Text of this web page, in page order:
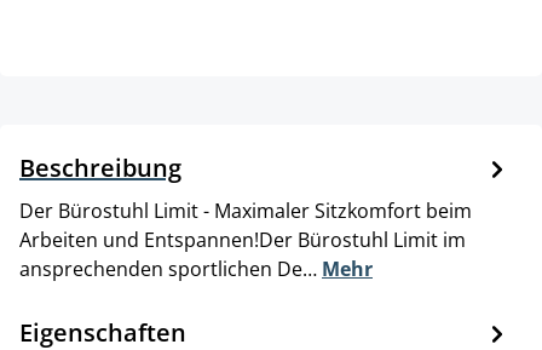
Beschreibung
Der Bürostuhl Limit - Maximaler Sitzkomfort beim
Arbeiten und Entspannen!Der Bürostuhl Limit im
ansprechenden sportlichen De… Mehr
Eigenschaften